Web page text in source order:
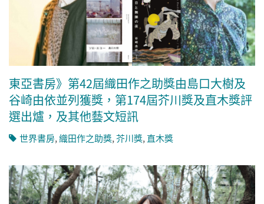
東亞書房》第42屆織田作之助獎由島口大樹及
谷崎由依並列獲獎，第174屆芥川獎及直木獎評
選出爐，及其他藝文短訊
世界書房,織田作之助獎,芥川獎, 直木獎